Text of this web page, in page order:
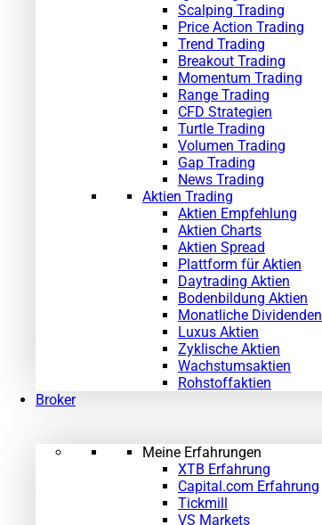
Scalping Trading
Price Action Trading
Trend Trading
Breakout Trading
Momentum Trading
Range Trading
CFD Strategien
Turtle Trading
Volumen Trading
Gap Trading
News Trading
Aktien Trading
Aktien Empfehlung
Aktien Charts
Aktien Spread
Plattform für Aktien
Daytrading Aktien
Bodenbildung Aktien
Monatliche Dividenden
Luxus Aktien
Zyklische Aktien
Wachstumsaktien
Rohstoffaktien
Broker
Meine Erfahrungen
XTB Erfahrung
Capital.com Erfahrung
Tickmill
VS Markets